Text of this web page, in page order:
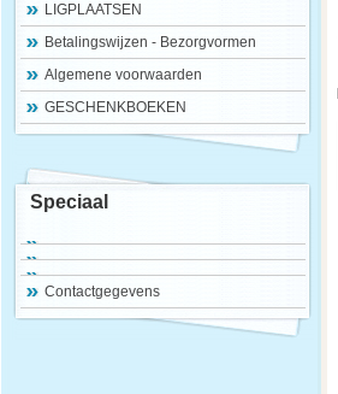
LIGPLAATSEN
Betalingswijzen - Bezorgvormen
Algemene voorwaarden
GESCHENKBOEKEN
Speciaal
Contactgegevens